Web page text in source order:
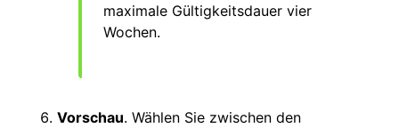
maximale Gültigkeitsdauer vier
Wochen.
Vorschau. Wählen Sie zwischen den